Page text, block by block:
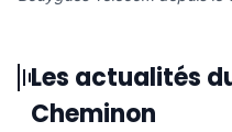
Les actualités
Cheminon